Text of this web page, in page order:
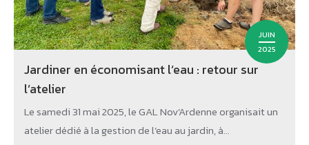
JUIN
2025
Jardiner en économisant l’eau : retour sur
l’atelier
Le samedi 31 mai 2025, le GAL Nov’Ardenne organisait un
atelier dédié à la gestion de l’eau au jardin, à…